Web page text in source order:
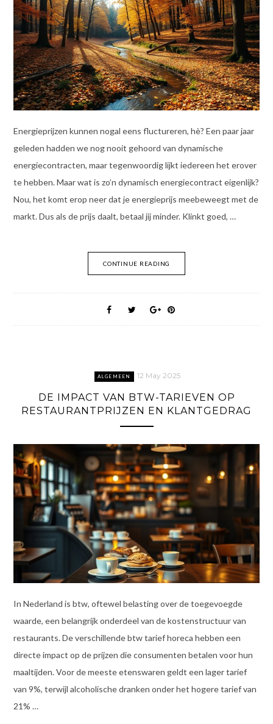
Energieprijzen kunnen nogal eens fluctureren, hè? Een paar jaar
geleden hadden we nog nooit gehoord van dynamische
energiecontracten, maar tegenwoordig lijkt iedereen het erover
te hebben. Maar wat is zo’n dynamisch energiecontract eigenlijk?
Nou, het komt erop neer dat je energieprijs meebeweegt met de
markt. Dus als de prijs daalt, betaal jij minder. Klinkt goed, …
CONTINUE READING
ALGEMEEN 12 May 2025
DE IMPACT VAN BTW-TARIEVEN OP
RESTAURANTPRIJZEN EN KLANTGEDRAG
In Nederland is btw, oftewel belasting over de toegevoegde
waarde, een belangrijk onderdeel van de kostenstructuur van
restaurants. De verschillende btw tarief horeca hebben een
directe impact op de prijzen die consumenten betalen voor hun
maaltijden. Voor de meeste etenswaren geldt een lager tarief
van 9%, terwijl alcoholische dranken onder het hogere tarief van
21% …